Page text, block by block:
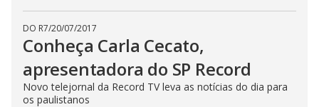
DO R7/20/07/2017
Conheça Carla Cecato,
apresentadora do SP Record
Novo telejornal da Record TV leva as notícias do dia para
os paulistanos